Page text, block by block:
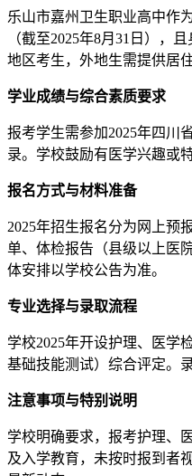
乐山市嘉州卫生职业高中作
（截至2025年8月31日），
地区考生，外地生需提供居
学业成绩与综合素质要求
报考学生需参加2025年四川
录。学校鼓励有医学兴趣或
报名方式与材料准备
2025年招生报名分为网上预
单、体检报告（县级以上医
体安排以学校公告为准。
专业选择与录取流程
学校2025年开设护理、医学
基础技能测试）综合评定。
注意事项与特别说明
学校明确要求，报考护理、
及入学教育，未按时报到者